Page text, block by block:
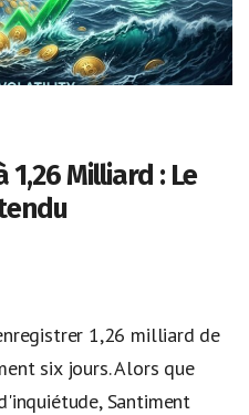
1,26 Milliard : Le
1,26 milliard de
six jours. Alors que
Santiment